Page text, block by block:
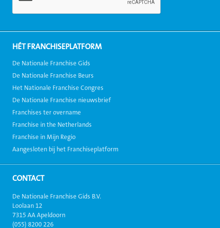
HÉT FRANCHISEPLATFORM
De Nationale Franchise Gids
De Nationale Franchise Beurs
Het Nationale Franchise Congres
De Nationale Franchise nieuwsbrief
Franchises ter overname
Franchise in the Netherlands
Franchise in Mijn Regio
Aangesloten bij het Franchiseplatform
CONTACT
De Nationale Franchise Gids B.V.
Loolaan 12
7315 AA Apeldoorn
(055) 8200 226